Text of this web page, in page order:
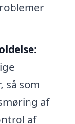
så som
af
af